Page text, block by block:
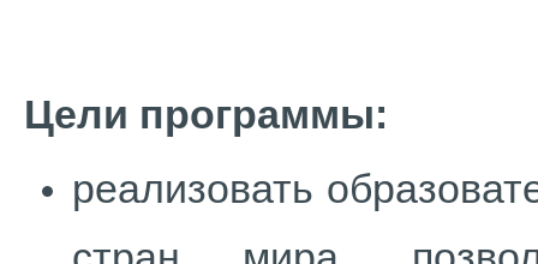
Цели программы:
реализовать